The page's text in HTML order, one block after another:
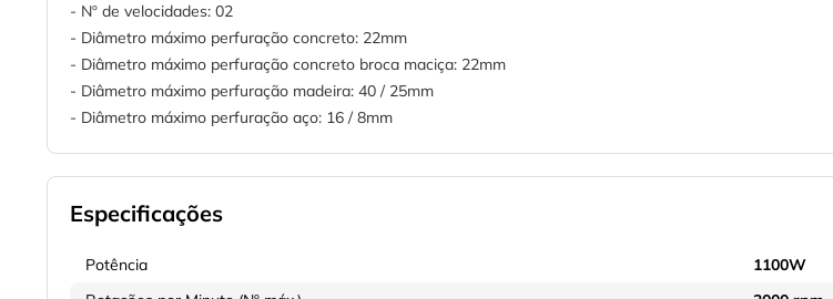
- Nº de velocidades: 02
- Diâmetro máximo perfuração concreto: 22mm
- Diâmetro máximo perfuração concreto broca maciça: 22mm
- Diâmetro máximo perfuração madeira: 40 / 25mm
- Diâmetro máximo perfuração aço: 16 / 8mm
Especificações
Potência
1100W